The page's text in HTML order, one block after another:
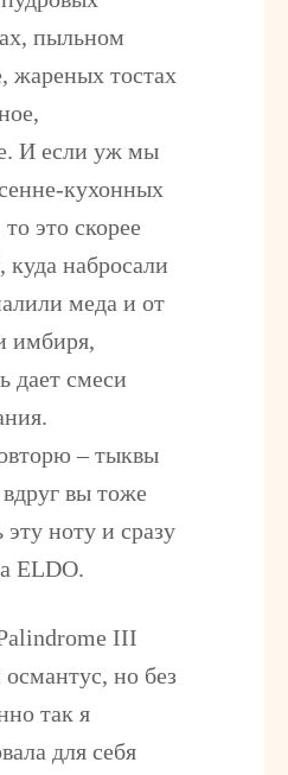
пыльном
жареных тостах
И если уж мы
кухонных
это скорее
куда набросали
меда и от
имбиря,
дает смеси
– тыквы
вы тоже
эту ноту и сразу
ELDO.
III
но без
так я
для себя